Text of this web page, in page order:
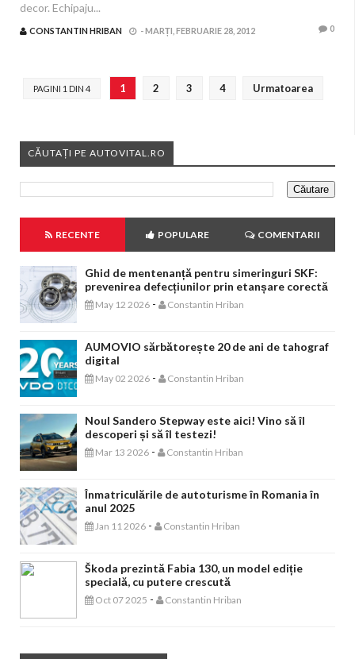
decor. Echipaju...
CONSTANTIN HRIBAN -MARȚI, FEBRUARIE 28, 2012 0
PAGINI 1 DIN 4 1 2 3 4 Urmatoarea
CĂUTAȚI PE AUTOVITAL.RO
RECENTE POPULARE COMENTARII
Ghid de mentenanță pentru simeringuri SKF:
prevenirea defecțiunilor prin etanșare corectă
May 12 2026 - Constantin Hriban
AUMOVIO sărbătorește 20 de ani de tahograf
digital
May 02 2026 - Constantin Hriban
Noul Sandero Stepway este aici! Vino să îl
descoperi și să îl testezi!
Mar 13 2026 - Constantin Hriban
Înmatriculările de autoturisme în Romania în
anul 2025
Jan 11 2026 - Constantin Hriban
Škoda prezintă Fabia 130, un model ediție
specială, cu putere crescută
Oct 07 2025 - Constantin Hriban